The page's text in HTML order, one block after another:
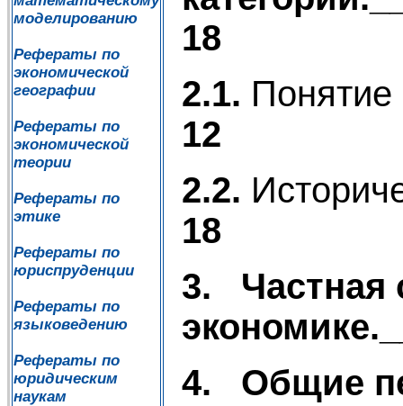
моделированию
Рефераты по
экономической
географии
Рефераты по
экономической
теории
Рефераты по
этике
Рефераты по
юриспруденции
Рефераты по
языковедению
Рефераты по
юридическим
наукам
18
2.1. Понятие
12
2.2.
18
3. Частная
4. Общие